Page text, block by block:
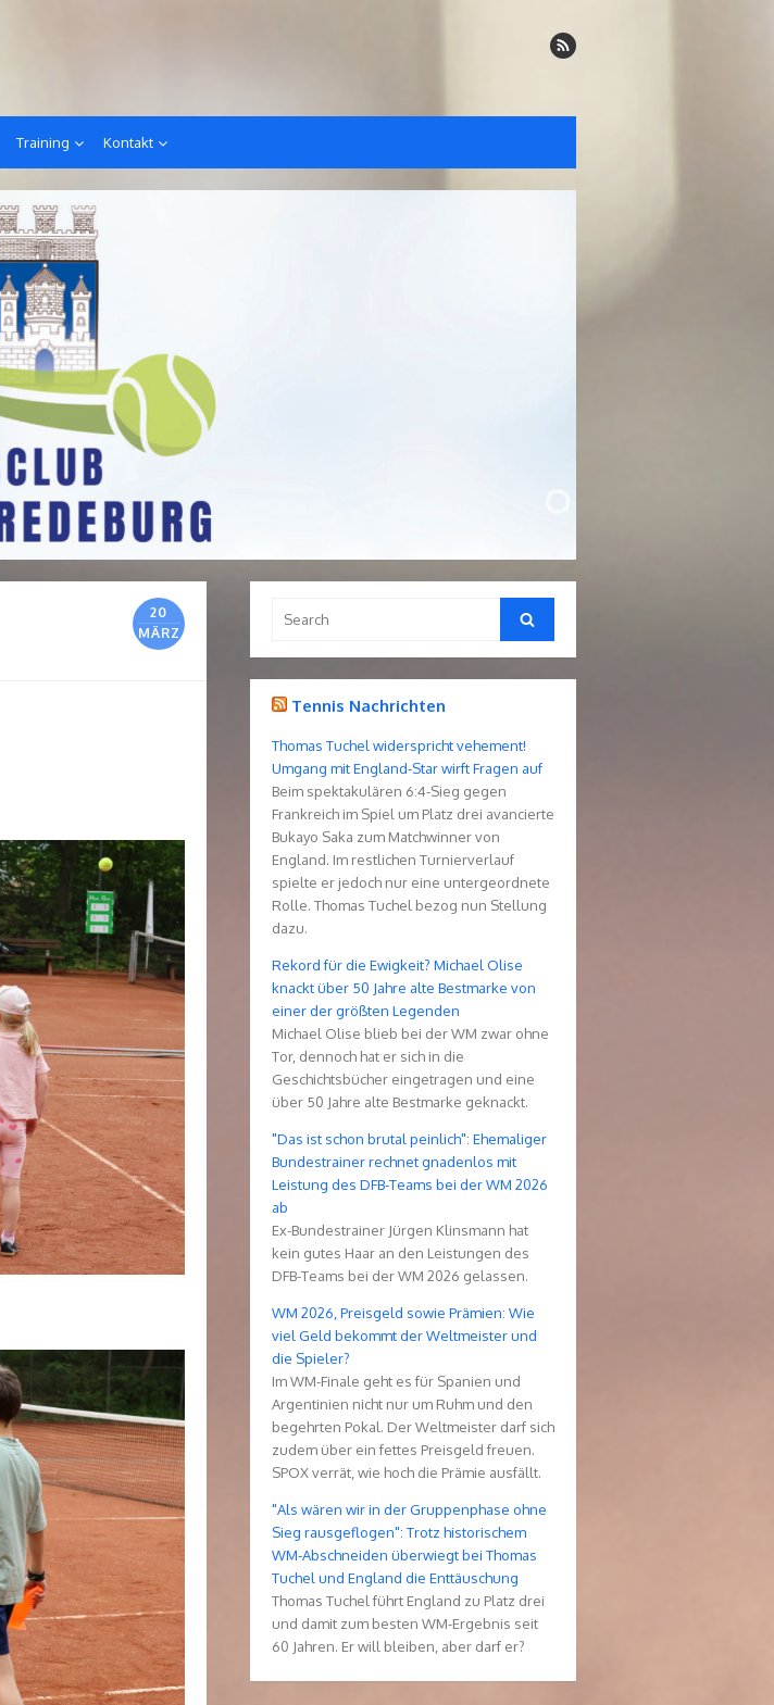
Training Kontakt
20
MÄRZ
Search
Tennis Nachrichten
Thomas Tuchel widerspricht vehement!
Umgang mit England-Star wirft Fragen auf
Beim spektakulären 6:4-Sieg gegen
Frankreich im Spiel um Platz drei avancierte
Bukayo Saka zum Matchwinner von
England. Im restlichen Turnierverlauf
spielte er jedoch nur eine untergeordnete
Rolle. Thomas Tuchel bezog nun Stellung
dazu.
Rekord für die Ewigkeit? Michael Olise
knackt über 50 Jahre alte Bestmarke von
einer der größten Legenden
Michael Olise blieb bei der WM zwar ohne
Tor, dennoch hat er sich in die
Geschichtsbücher eingetragen und eine
über 50 Jahre alte Bestmarke geknackt.
"Das ist schon brutal peinlich": Ehemaliger
Bundestrainer rechnet gnadenlos mit
Leistung des DFB-Teams bei der WM 2026
ab
Ex-Bundestrainer Jürgen Klinsmann hat
kein gutes Haar an den Leistungen des
DFB-Teams bei der WM 2026 gelassen.
WM 2026, Preisgeld sowie Prämien: Wie
viel Geld bekommt der Weltmeister und
die Spieler?
Im WM-Finale geht es für Spanien und
Argentinien nicht nur um Ruhm und den
begehrten Pokal. Der Weltmeister darf sich
zudem über ein fettes Preisgeld freuen.
SPOX verrät, wie hoch die Prämie ausfällt.
"Als wären wir in der Gruppenphase ohne
Sieg rausgeflogen": Trotz historischem
WM-Abschneiden überwiegt bei Thomas
Tuchel und England die Enttäuschung
Thomas Tuchel führt England zu Platz drei
und damit zum besten WM-Ergebnis seit
60 Jahren. Er will bleiben, aber darf er?